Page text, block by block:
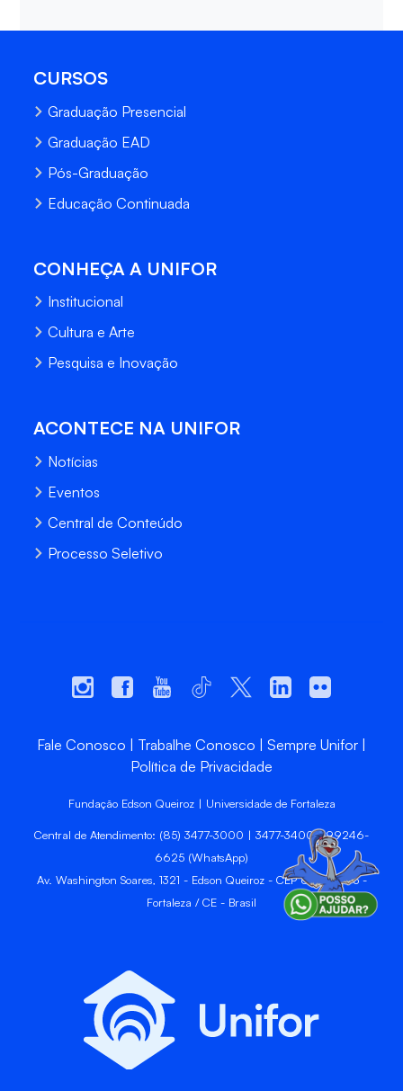
CURSOS
Graduação Presencial
Graduação EAD
Pós-Graduação
Educação Continuada
CONHEÇA A UNIFOR
Institucional
Cultura e Arte
Pesquisa e Inovação
ACONTECE NA UNIFOR
Notícias
Eventos
Central de Conteúdo
Processo Seletivo
Fale Conosco Trabalhe Conosco
Sempre Unifor
Política de Privacidade
Fundação Edson Queiroz | Universidade de Fortaleza
Central de Atendimento: (85) 3477-3000 | 3477-3400 | 99246-
6625 (WhatsApp)
Av. Washington Soares, 1321 - Edson Queiroz - CEP 60811-905 -
Fortaleza / CE - Brasil